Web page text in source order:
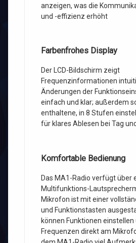
anzeigen, was die
und -effizienz erhöht
Farbenfrohes Display
Der LCD-Bildschirm zeigt
Frequenzinformationen
Änderungen der
einfach und klar; außerdem
enthaltene, in 8 Stufen
für klares Ablesen bei Tag
Komfortable Bedienung
Das MA1-Radio verfügt über
Multifunktions-
Mikrofon ist mit einer
und Funktionstasten
können Funktionen einstellen
Frequenzen direkt am